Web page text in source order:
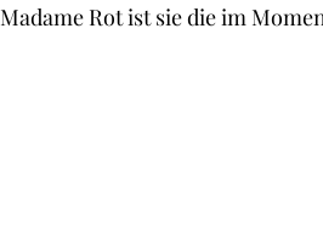
Rot ist sie die im